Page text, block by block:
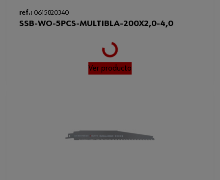
ref.: 0615820340
SSB-WO-5PCS-MULTIBLA-200X2,0-4,0
Loading...
Ver producto